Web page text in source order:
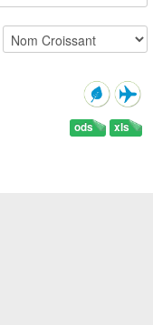
xls
ods